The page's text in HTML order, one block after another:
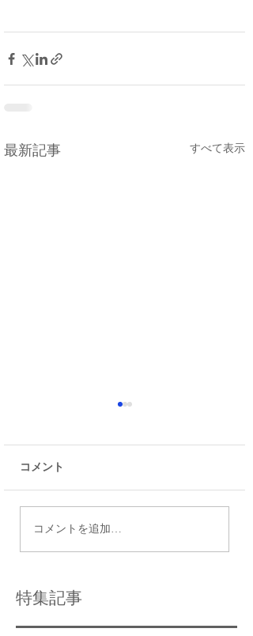
最新記事 すべて表示
瑞江で最適な個別指導
コメント
コメントを追加…
特集記事